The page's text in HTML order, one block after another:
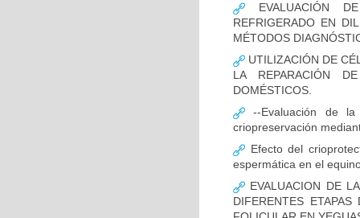
EVALUACIÓN
REFRIGERADO EN
MÉTODOS
UTILIZACIÓN DE
LA REPARACIÓN
DOMÉSTICOS.
--Evaluación de
criopreservación
Efecto del
espermática en el
EVALUACION DE
DIFERENTES